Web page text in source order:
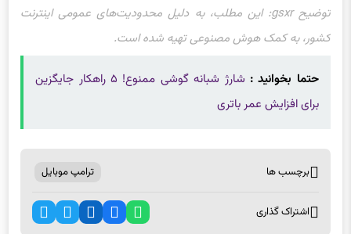
کشور، به کمک هوش مصنوعی تهیه شده است.
برای افزایش عمر باتری